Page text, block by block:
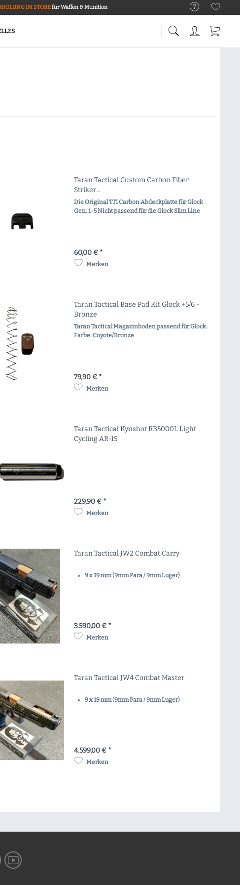
IM STOREfür Waffen & Munition
Taran Tactical Custom Carbon Fiber
Striker...
Die Original TTI Carbon Abdeckplatte für Glock
Gen. 1-5 Nicht passend für die Glock Slim Line
60,00 € *
Merken
Taran Tactical Base Pad Kit Glock +5/6 -
Bronze
Taran Tactical Magazinboden passend für Glock.
Farbe: Coyote/Bronze
79,90 € *
Merken
Taran Tactical Kynshot RB5000L Light
Cycling AR-15
229,90 € *
Merken
Taran Tactical JW2 Combat Carry
9 x 19 mm (9mm Para / 9mm Luger)
3.590,00 € *
Merken
Taran Tactical JW4 Combat Master
9 x 19 mm (9mm Para / 9mm Luger)
4.599,00 € *
Merken